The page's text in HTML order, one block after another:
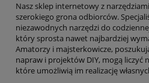
Nasz sklep internetowy z
szerokiego grona odbiorców.
niezawodnych narzędzi do
który sprosta nawet najbardziej
Amatorzy i majsterkowicze,
napraw i projektów DIY, mogą liczyć
które umożliwią im realizację